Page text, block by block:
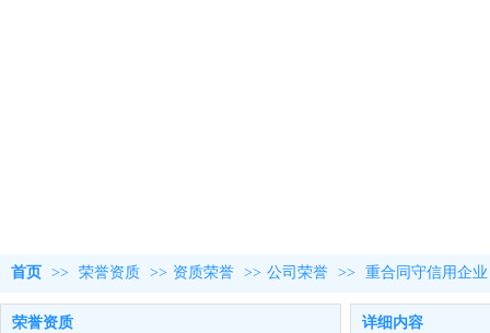
首页 >> 荣誉资质 >> 资质荣誉 >> 公司荣誉 >> 重合同守信用企业
荣誉资质 详细内容